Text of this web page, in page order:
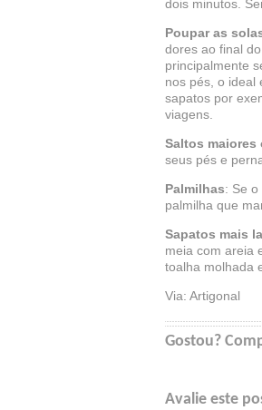
dois minutos.
Poupar as
dores ao final
principalmente
nos pés, o ideal
sapatos por
viagens.
Saltos maiores
seus pés e
Palmilhas: Se
palmilha que
Sapatos mais
meia com areia
toalha molhada
Via: Artigonal
Gostou?
Avalie este